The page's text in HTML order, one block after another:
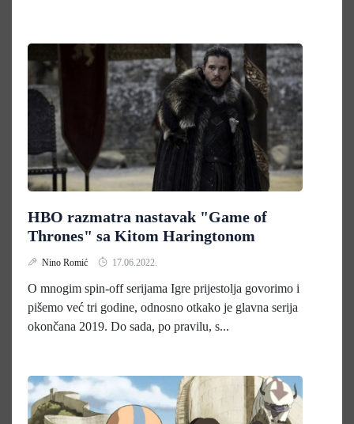
HBO razmatra nastavak "Game of
Thrones" sa Kitom Haringtonom
Nino Romić 17.06.2022.
O mnogim spin-off serijama Igre prijestolja govorimo i
pišemo već tri godine, odnosno otkako je glavna serija
okončana 2019. Do sada, po pravilu, s...